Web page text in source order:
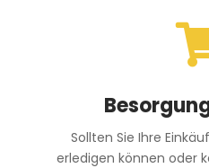
Sollten Sie Ihre
erledigen können oder